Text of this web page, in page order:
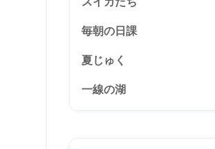
毎朝の日課
夏じゅく
一線の湖